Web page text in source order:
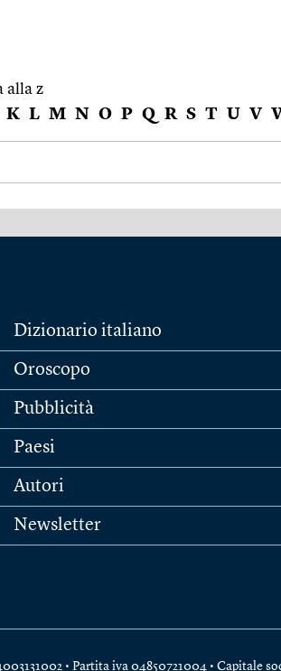
alla z
K L M N O P Q R S T U V
Dizionario italiano
Oroscopo
Pubblicità
Paesi
Autori
Newsletter
• Partita iva 04850721004 • Capitale